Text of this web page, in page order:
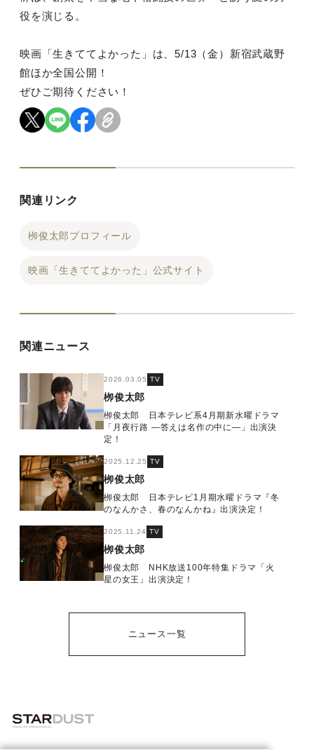
役を演じる。
映画「生きててよかった」は、5/13（金）新宿武蔵野
館ほか全国公開！
ぜひご期待ください！
関連リンク
栁俊太郎プロフィール
映画「生きててよかった」公式サイト
関連ニュース
2026.03.05 TV
栁俊太郎
栁俊太郎 日本テレビ系4月期新水曜ドラマ
「月夜行路 ―答えは名作の中に―」出演決
定！
2025.12.25 TV
栁俊太郎
栁俊太郎 日本テレビ1月期水曜ドラマ『冬
のなんかさ、春のなんかね』出演決定！
2025.11.24 TV
栁俊太郎
栁俊太郎 NHK放送100年特集ドラマ「火
星の女王」出演決定！
ニュース一覧